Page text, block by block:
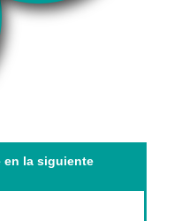
en la siguiente